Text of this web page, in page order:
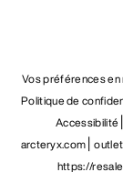
Vos préférences
Politique de
Accessibilité
arcteryx.com
https://